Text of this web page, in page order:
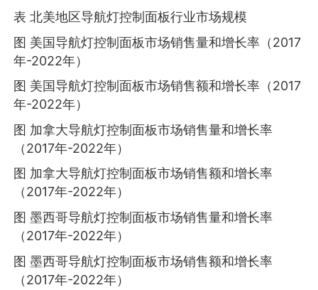
表 北美地区导航灯控制面板行业市场规模
图 美国导航灯控制面板市场销售量和增长率（2017
年-2022年）
图 美国导航灯控制面板市场销售额和增长率（2017
年-2022年）
图 加拿大导航灯控制面板市场销售量和增长率
（2017年-2022年）
图 加拿大导航灯控制面板市场销售额和增长率
（2017年-2022年）
图 墨西哥导航灯控制面板市场销售量和增长率
（2017年-2022年）
图 墨西哥导航灯控制面板市场销售额和增长率
（2017年-2022年）